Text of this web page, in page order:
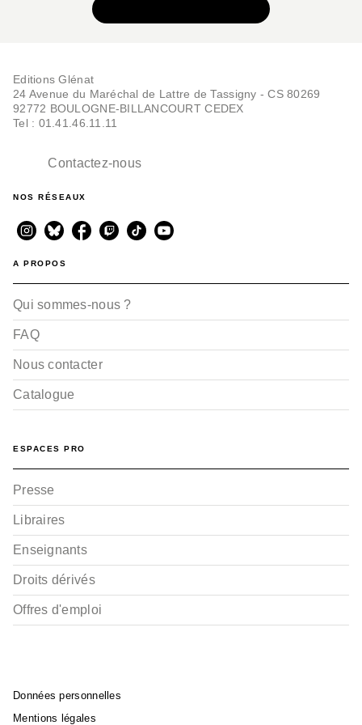
Les Champs d'azur -
Tome 02
Tome 01
Editions Glénat
24 Avenue du Maréchal de Lattre de Tassigny - CS 80269
92772 BOULOGNE-BILLANCOURT CEDEX
Tel : 01.41.46.11.11
Contactez-nous
NOS RÉSEAUX
A PROPOS
Qui sommes-nous ?
FAQ
Nous contacter
Catalogue
ESPACES PRO
Presse
Libraires
Enseignants
Droits dérivés
Offres d'emploi
Données personnelles
Mentions légales